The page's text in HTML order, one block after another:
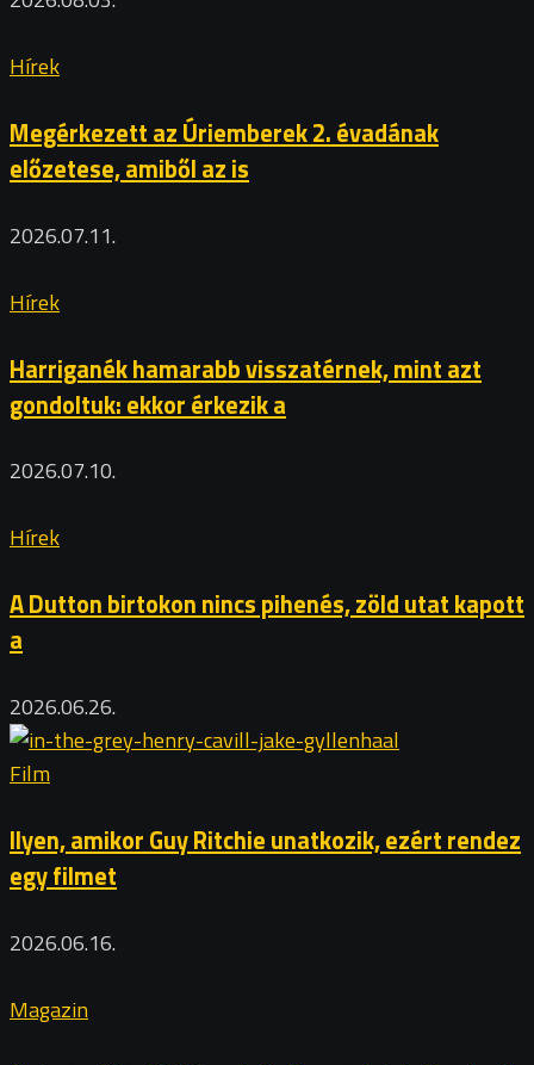
Hírek
Megérkezett az Úriemberek 2. évadának
előzetese, amiből az is
2026.07.11.
Hírek
Harriganék hamarabb visszatérnek, mint azt
gondoltuk: ekkor érkezik a
2026.07.10.
Hírek
A Dutton birtokon nincs pihenés, zöld utat kapott
a
2026.06.26.
Film
Ilyen, amikor Guy Ritchie unatkozik, ezért rendez
egy filmet
2026.06.16.
Magazin